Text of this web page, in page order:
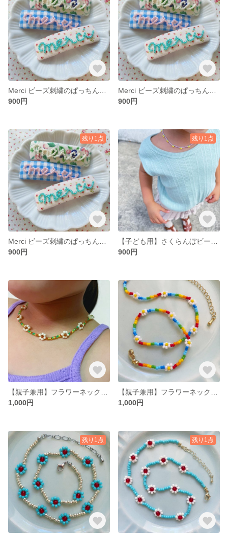
900円
900円
残り1点
900円
残り1点
900円
1,000円
1,000円
残り1点 残り1点